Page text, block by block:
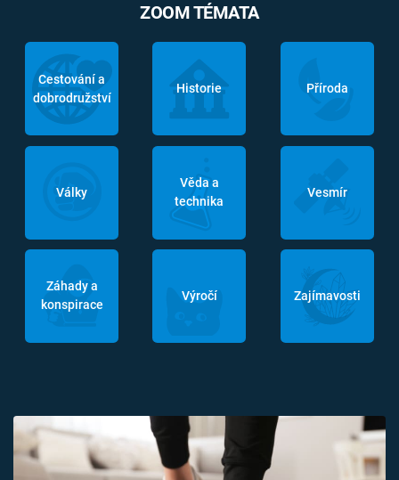
ZOOM TÉMATA
Cestování a
dobrodružství
Historie Příroda
Války
Věda a
technika
Vesmír
Záhady a
konspirace
Výročí Zajímavosti